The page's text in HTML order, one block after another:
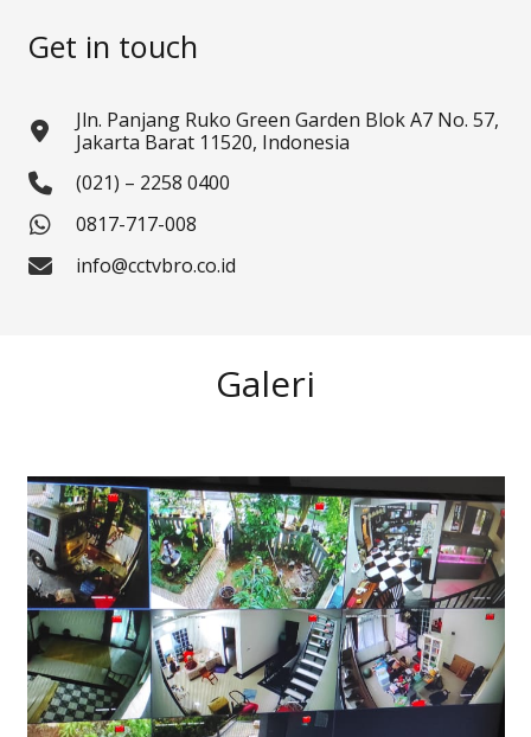
Get in touch
Jln. Panjang Ruko Green Garden Blok A7 No. 57,
Jakarta Barat 11520, Indonesia
(021) – 2258 0400
0817-717-008
info@cctvbro.co.id
Galeri